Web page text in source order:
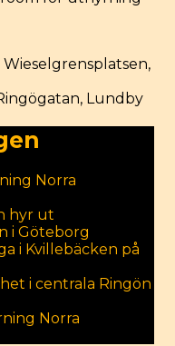
Lundby
Norra
hyr ut
i Göteborg
i Kvillebäcken på
i centrala Ringön
Norra